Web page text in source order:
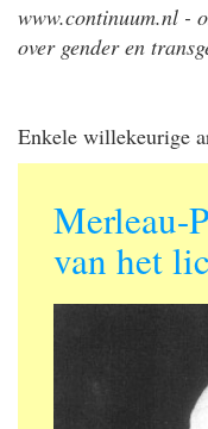
www.continuum.nl -
over gender en
Enkele willekeurige
Merleau-
van het